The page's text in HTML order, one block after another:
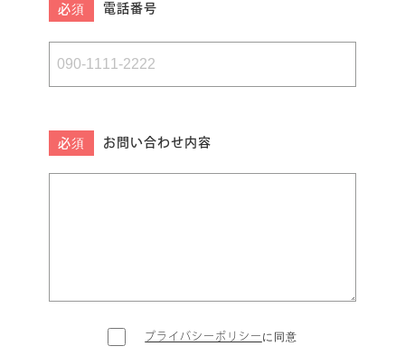
電話番号
お問い合わせ内容
プライバシーポリシー に同意